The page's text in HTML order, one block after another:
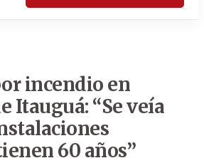
incendio en
Itauguá: “Se veía
60 años”